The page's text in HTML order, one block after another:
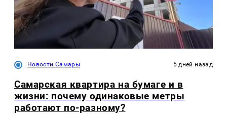
Новости Самары 5 дней назад
Самарская квартира на бумаге и в
жизни: почему одинаковые метры
работают по-разному?